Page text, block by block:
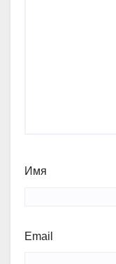
Имя
Email